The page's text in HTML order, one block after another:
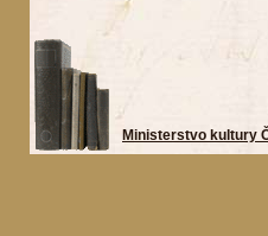
Ministerstvo kultury